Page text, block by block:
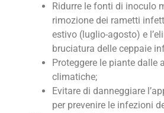
Ridurre le fonti di inoculo
rimozione dei rametti
estivo (luglio-agosto) e
bruciatura delle ceppaie
Proteggere le piante dalle
climatiche;
Evitare di danneggiare
per prevenire le infezioni